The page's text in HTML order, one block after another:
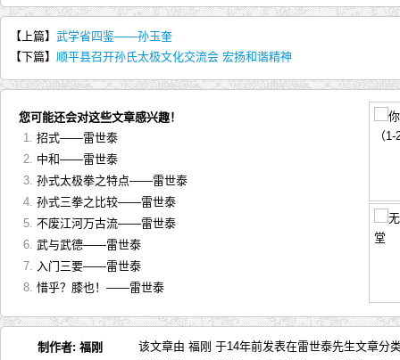
【上篇】 武学省四鉴——孙玉奎
【下篇】 顺平县召开孙氏太极文化交流会 宏扬和谐精神
您可能还会对这些文章感兴趣！
招式——雷世泰
中和——雷世泰
孙式太极拳之特点——雷世泰
孙式三拳之比较——雷世泰
不废江河万古流——雷世泰
武与武德——雷世泰
入门三要——雷世泰
惜乎？膝也！——雷世泰
制作者: 福刚 该文章由 福刚 于14年前发表在雷世泰先生文章分